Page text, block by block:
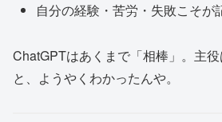
自分の経験・苦労・失敗こそが
ChatGPTはあくまで「相棒」。主
と、ようやくわかったんや。